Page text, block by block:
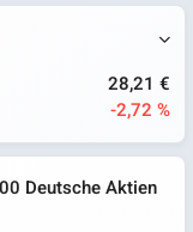
28,21 €
-2,72 %
Deutsche Aktien